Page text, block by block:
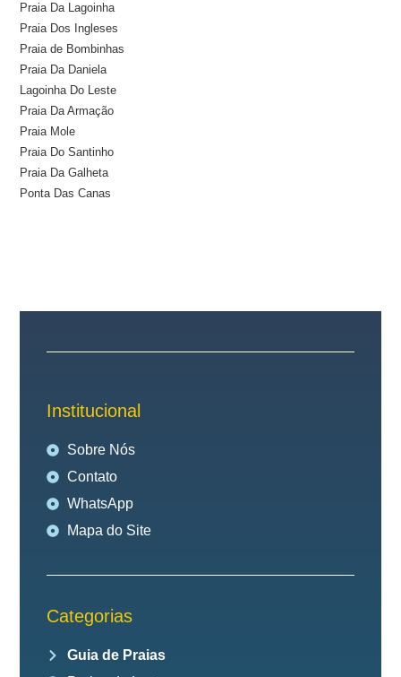
Praia Da Lagoinha
Praia Dos Ingleses
Praia de Bombinhas
Praia Da Daniela
Lagoinha Do Leste
Praia Da Armação
Praia Mole
Praia Do Santinho
Praia Da Galheta
Ponta Das Canas
Institucional
Sobre Nós
Contato
WhatsApp
Mapa do Site
Categorias
Guia de Praias